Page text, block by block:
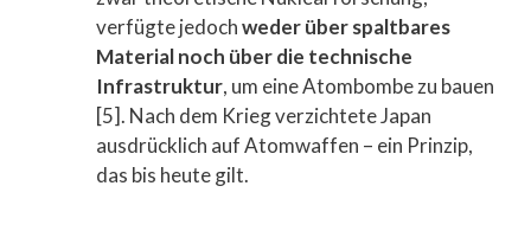
verfügte jedochweder über spaltbares
Material noch über die technische
Infrastruktur, um eine Atombombe zu bauen
[5]. Nach dem Krieg verzichtete Japan
ausdrücklich auf Atomwaffen – ein Prinzip,
das bis heute gilt.